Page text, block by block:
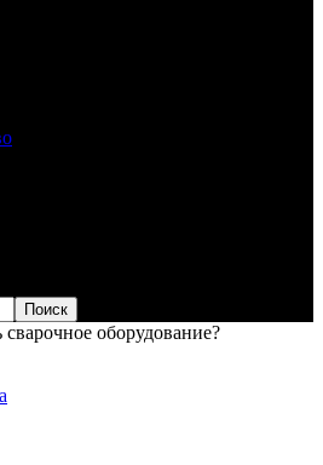
сварочное оборудование?